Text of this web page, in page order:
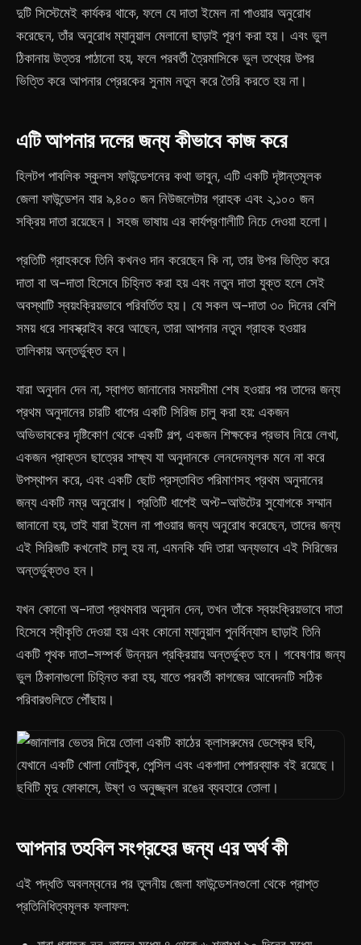
দুটি সিস্টেমেই কার্যকর থাকে, ফলে যে দাতা ইমেল না পাওয়ার অনুরোধ
করেছেন, তাঁর অনুরোধ ম্যানুয়াল মেলানো ছাড়াই পূরণ করা হয়। এবং ভুল
ঠিকানায় উত্তর পাঠানো হয়, ফলে পরবর্তী ত্রৈমাসিকে ভুল তথ্যের উপর
ভিত্তি করে আপনার প্রেরকের সুনাম নতুন করে তৈরি করতে হয় না।
এটি আপনার দলের জন্য কীভাবে কাজ করে
হিলটপ পাবলিক স্কুলস ফাউন্ডেশনের কথা ভাবুন, এটি একটি দৃষ্টান্তমূলক
জেলা ফাউন্ডেশন যার ৯,৪০০ জন নিউজলেটার গ্রাহক এবং ২,১০০ জন
সক্রিয় দাতা রয়েছেন। সহজ ভাষায় এর কার্যপ্রণালীটি নিচে দেওয়া হলো।
প্রতিটি গ্রাহককে তিনি কখনও দান করেছেন কি না, তার উপর ভিত্তি করে
দাতা বা অ-দাতা হিসেবে চিহ্নিত করা হয় এবং নতুন দাতা যুক্ত হলে সেই
অবস্থাটি স্বয়ংক্রিয়ভাবে পরিবর্তিত হয়। যে সকল অ-দাতা ৩০ দিনের বেশি
সময় ধরে সাবস্ক্রাইব করে আছেন, তারা আপনার নতুন গ্রাহক হওয়ার
তালিকায় অন্তর্ভুক্ত হন।
যারা অনুদান দেন না, স্বাগত জানানোর সময়সীমা শেষ হওয়ার পর তাদের জন্য
প্রথম অনুদানের চারটি ধাপের একটি সিরিজ চালু করা হয়: একজন
অভিভাবকের দৃষ্টিকোণ থেকে একটি গল্প, একজন শিক্ষকের প্রভাব নিয়ে লেখা,
একজন প্রাক্তন ছাত্রের সাক্ষ্য যা অনুদানকে লেনদেনমূলক মনে না করে
উপস্থাপন করে, এবং একটি ছোট প্রস্তাবিত পরিমাণসহ প্রথম অনুদানের
জন্য একটি নম্র অনুরোধ। প্রতিটি ধাপেই অপ্ট-আউটের সুযোগকে সম্মান
জানানো হয়, তাই যারা ইমেল না পাওয়ার জন্য অনুরোধ করেছেন, তাদের জন্য
এই সিরিজটি কখনোই চালু হয় না, এমনকি যদি তারা অন্যভাবে এই সিরিজের
অন্তর্ভুক্তও হন।
যখন কোনো অ-দাতা প্রথমবার অনুদান দেন, তখন তাঁকে স্বয়ংক্রিয়ভাবে দাতা
হিসেবে স্বীকৃতি দেওয়া হয় এবং কোনো ম্যানুয়াল পুনর্বিন্যাস ছাড়াই তিনি
একটি পৃথক দাতা-সম্পর্ক উন্নয়ন প্রক্রিয়ায় অন্তর্ভুক্ত হন। গবেষণার জন্য
ভুল ঠিকানাগুলো চিহ্নিত করা হয়, যাতে পরবর্তী কাগজের আবেদনটি সঠিক
পরিবারগুলিতে পৌঁছায়।
আপনার তহবিল সংগ্রহের জন্য এর অর্থ কী
এই পদ্ধতি অবলম্বনের পর তুলনীয় জেলা ফাউন্ডেশনগুলো থেকে প্রাপ্ত
প্রতিনিধিত্বমূলক ফলাফল: